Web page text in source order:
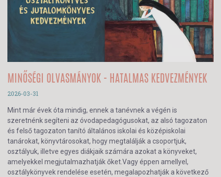
MINŐSÉGI OLVASMÁNYOK - HATALMAS KEDVEZMÉNYEK
2026-03-31
Mint már évek óta mindig, ennek a tanévnek a végén is
szeretnénk segíteni az óvodapedagógusokat, az alsó tagozaton
és felső tagozaton tanító általános iskolai és középiskolai
tanárokat, könyvtárosokat, hogy megtalálják a csoportjuk,
osztályuk, illetve egyes diákjaik számára azokat a könyveket,
amelyekkel megjutalmazhatják őket.Vagy éppen amellyel,
osztálykönyvek rendelése esetén, megalapozhatják a következő